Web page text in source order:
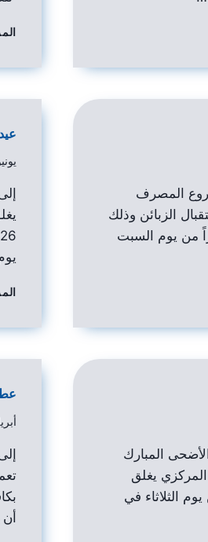
فروع المصرف
الزبائن وذلك
من يوم السبت
يونيو 15,
المبارك
يغلق
الثلاثاء في
أبريل
أن